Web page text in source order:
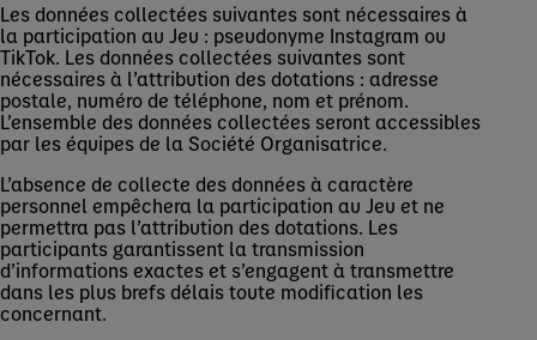
Les données collectées suivantes sont nécessaires à
la participation au Jeu : pseudonyme Instagram ou
TikTok. Les données collectées suivantes sont
nécessaires à l’attribution des dotations : adresse
postale, numéro de téléphone, nom et prénom.
L’ensemble des données collectées seront accessibles
par les équipes de la Société Organisatrice.
L’absence de collecte des données à caractère
personnel empêchera la participation au Jeu et ne
permettra pas l’attribution des dotations. Les
participants garantissent la transmission
d’informations exactes et s’engagent à transmettre
dans les plus brefs délais toute modification les
concernant.